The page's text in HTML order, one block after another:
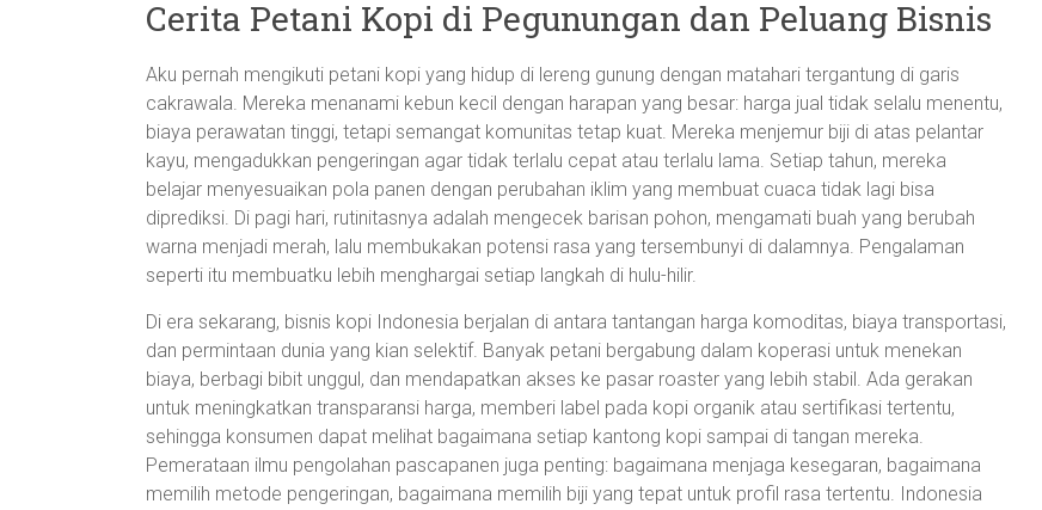
Cerita Petani Kopi di Pegunungan dan Peluang Bisnis
Aku pernah mengikuti petani kopi yang hidup di lereng gunung dengan matahari tergantung di garis
cakrawala. Mereka menanami kebun kecil dengan harapan yang besar: harga jual tidak selalu menentu,
biaya perawatan tinggi, tetapi semangat komunitas tetap kuat. Mereka menjemur biji di atas pelantar
kayu, mengadukkan pengeringan agar tidak terlalu cepat atau terlalu lama. Setiap tahun, mereka
belajar menyesuaikan pola panen dengan perubahan iklim yang membuat cuaca tidak lagi bisa
diprediksi. Di pagi hari, rutinitasnya adalah mengecek barisan pohon, mengamati buah yang berubah
warna menjadi merah, lalu membukakan potensi rasa yang tersembunyi di dalamnya. Pengalaman
seperti itu membuatku lebih menghargai setiap langkah di hulu-hilir.
Di era sekarang, bisnis kopi Indonesia berjalan di antara tantangan harga komoditas, biaya transportasi,
dan permintaan dunia yang kian selektif. Banyak petani bergabung dalam koperasi untuk menekan
biaya, berbagi bibit unggul, dan mendapatkan akses ke pasar roaster yang lebih stabil. Ada gerakan
untuk meningkatkan transparansi harga, memberi label pada kopi organik atau sertifikasi tertentu,
sehingga konsumen dapat melihat bagaimana setiap kantong kopi sampai di tangan mereka.
Pemerataan ilmu pengolahan pascapanen juga penting: bagaimana menjaga kesegaran, bagaimana
memilih metode pengeringan, bagaimana memilih biji yang tepat untuk profil rasa tertentu. Indonesia